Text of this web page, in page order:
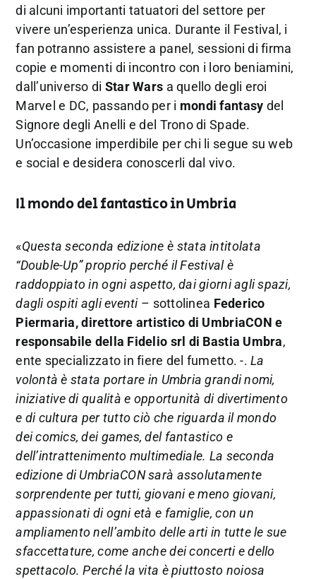
di alcuni importanti tatuatori del settore per
vivere un’esperienza unica. Durante il Festival, i
fan potranno assistere a panel, sessioni di firma
copie e momenti di incontro con i loro beniamini,
dall’universo di Star Wars a quello degli eroi
Marvel e DC, passando per i mondi fantasy del
Signore degli Anelli e del Trono di Spade.
Un’occasione imperdibile per chi li segue su web
e social e desidera conoscerli dal vivo.
Il mondo del fantastico in Umbria
«Questa seconda edizione è stata intitolata
“Double-Up” proprio perché il Festival è
raddoppiato in ogni aspetto, dai giorni agli spazi,
dagli ospiti agli eventi– sottolinea Federico
Piermaria, direttore artistico di UmbriaCON e
responsabile della Fidelio srl di Bastia Umbra,
ente specializzato in fiere del fumetto. -.La
volontà è stata portare in Umbria grandi nomi,
iniziative di qualità e opportunità di divertimento
e di cultura per tutto ciò che riguarda il mondo
dei comics, dei games, del fantastico e
dell’intrattenimento multimediale. La seconda
edizione di UmbriaCON sarà assolutamente
sorprendente per tutti, giovani e meno giovani,
appassionati di ogni età e famiglie, con un
ampliamento nell’ambito delle arti in tutte le sue
sfaccettature, come anche dei concerti e dello
spettacolo. Perché la vita è piuttosto noiosa